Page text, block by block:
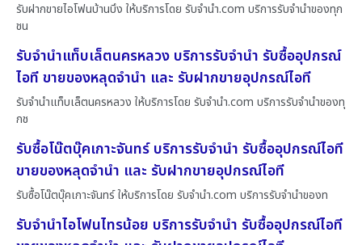
รับฝากขายไอโฟนบ้านบึง ให้บริการโดย รับจํานํา.com บริการรับจำนำของทุก
ชน
รับจำนำแท็บเล็ตนครหลวง บริการรับจำนำ รับซื้ออุปกรณ์
ไอที ขายของหลุดจำนำ และ รับฝากขายอุปกรณ์ไอที
รับจำนำแท็บเล็ตนครหลวง ให้บริการโดย รับจํานํา.com บริการรับจำนำของทุ
กช
รับซื้อโน๊ตบุ๊คเกาะจันทร์ บริการรับจำนำ รับซื้ออุปกรณ์ไอที
ขายของหลุดจำนำ และ รับฝากขายอุปกรณ์ไอที
รับซื้อโน๊ตบุ๊คเกาะจันทร์ ให้บริการโดย รับจํานํา.com บริการรับจำนำของท
รับจำนำไอโฟนไทรน้อย บริการรับจำนำ รับซื้ออุปกรณ์ไอที